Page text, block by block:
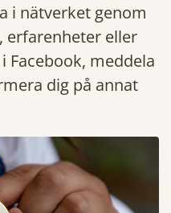
i nätverket genom
erfarenheter eller
Facebook, meddela
dig på annat